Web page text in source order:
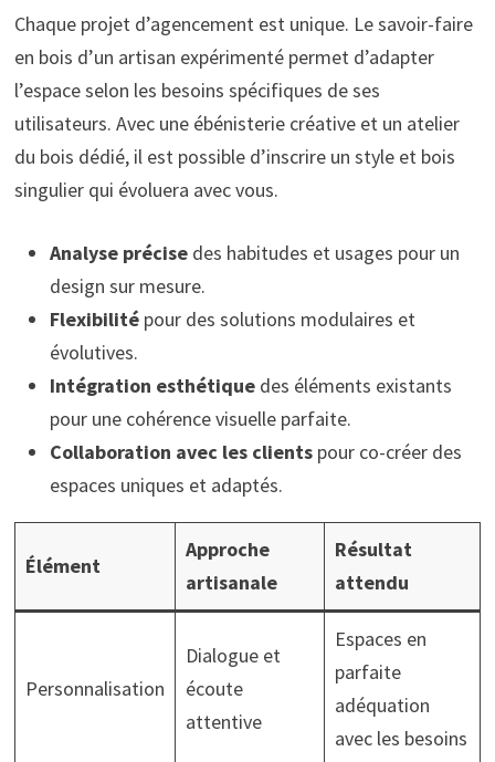
Chaque projet d’agencement est unique. Le savoir-faire
en bois d’un artisan expérimenté permet d’adapter
l’espace selon les besoins spécifiques de ses
utilisateurs. Avec une ébénisterie créative et un atelier
du bois dédié, il est possible d’inscrire un style et bois
singulier qui évoluera avec vous.
Analyse précisedes habitudes et usages pour un
design sur mesure.
Flexibilitépour des solutions modulaires et
évolutives.
Intégration esthétiquedes éléments existants
pour une cohérence visuelle parfaite.
Collaboration avec les clientspour co-créer des
espaces uniques et adaptés.
Élément
Approche
artisanale
Résultat
attendu
Personnalisation
Dialogue et
écoute
attentive
Espaces en
parfaite
adéquation
avec les besoins